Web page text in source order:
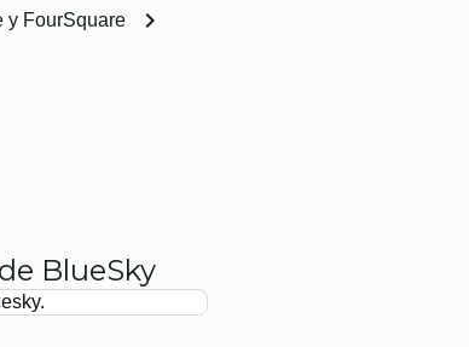
y FourSquare chevron_right
BlueSky